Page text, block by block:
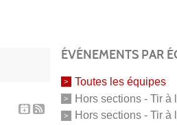
ÉVÉNEMENTS PAR
Toutes les équipes
Hors sections - Tir à
Hors sections - Tir à